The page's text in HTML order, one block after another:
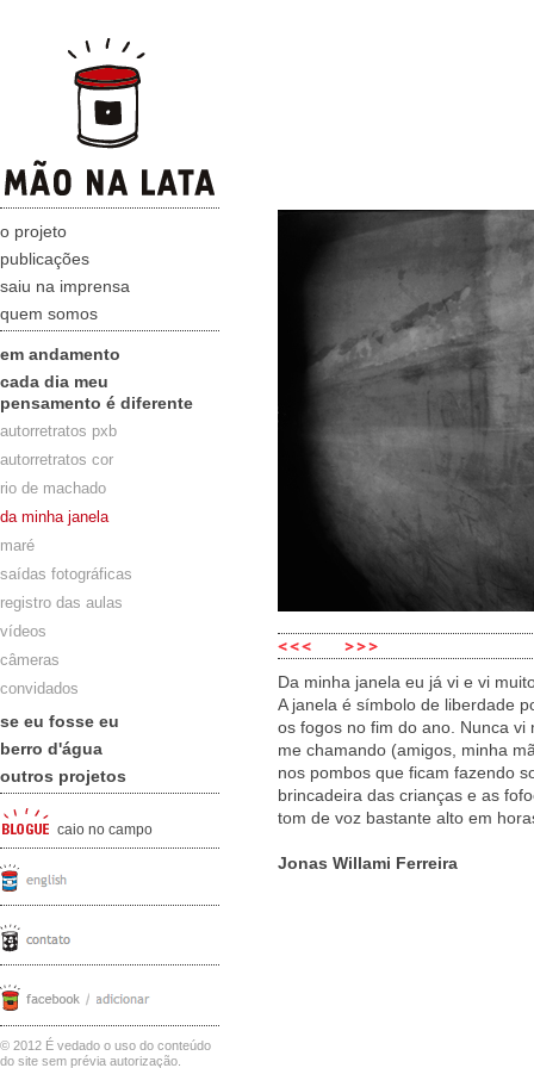
o projeto
publicações
saiu na imprensa
quem somos
em andamento
cada dia meu
pensamento é diferente
autorretratos pxb
autorretratos cor
rio de machado
da minha janela
maré
saídas fotográficas
registro das aulas
vídeos
câmeras
convidados
se eu fosse eu
berro d'água
outros projetos
caio no campo
© 2012 É vedado o uso do conteúdo
do site sem prévia autorização.
Da minha janela eu já vi e vi
A janela é símbolo de liberdade
os fogos no fim do ano. Nunca vi
me chamando (amigos, minha
nos pombos que ficam fazendo
brincadeira das crianças e as
tom de voz bastante alto em
Jonas Willami Ferreira